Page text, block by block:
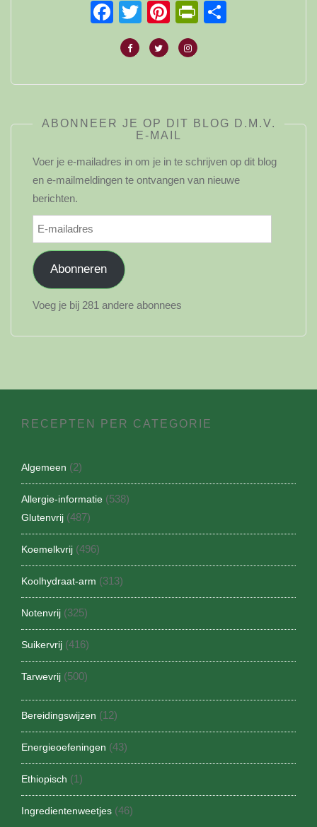
Facebook
TwitterPinterest
ABONNEER JE OP DIT BLOG D.M.V.
E-MAIL
Voer je e-mailadres in om je in te schrijven op dit blog
en e-mailmeldingen te ontvangen van nieuwe
berichten.
E-
mailadres
Abonneren
Voeg je bij 281 andere abonnees
RECEPTEN PER CATEGORIE
Algemeen (2)
Allergie-informatie (538)
Glutenvrij (487)
Koemelkvrij (496)
Koolhydraat-arm (313)
Notenvrij (325)
Suikervrij (416)
Tarwevrij (500)
Bereidingswijzen (12)
Energieoefeningen (43)
Ethiopisch (1)
Ingredientenweetjes (46)